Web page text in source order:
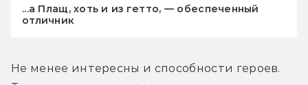
...а Плащ, хоть и из гетто, — обеспеченный
отличник
Не менее интересны и способности героев.